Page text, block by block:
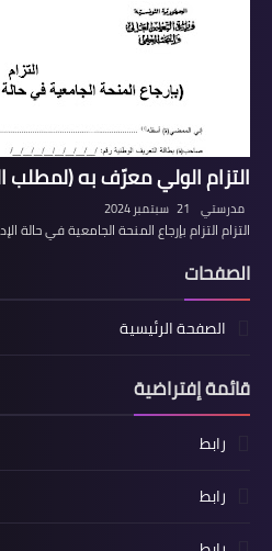
التزام الولي معرّف به (لمطلب
مدرستي 21 سبتمبر 2024
التزام التزام بإرجاع المنحة الجامعية في حالة
الصفحات
الصفحة الرئيسية
قائمة إفتراضية
رابط
رابط